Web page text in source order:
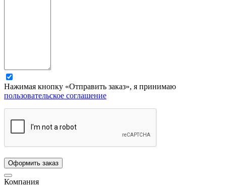
Нажимая кнопку «Отправить заказ», я принимаю
пользовательское соглашение
Компания